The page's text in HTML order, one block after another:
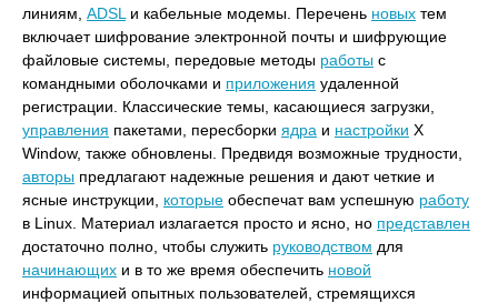
линиям, ADSL и кабельные модемы. Перечень новых тем
включает шифрование электронной почты и шифрующие
файловые системы, передовые методы работы с
командными оболочками и приложения удаленной
регистрации. Классические темы, касающиеся загрузки,
управления пакетами, пересборки ядра и настройки X
Window, также обновлены. Предвидя возможные трудности,
авторы предлагают надежные решения и дают четкие и
ясные инструкции, которые обеспечат вам успешную работу
в Linux. Материал излагается просто и ясно, но представлен
достаточно полно, чтобы служить руководством для
начинающих и в то же время обеспечить новой
информацией опытных пользователей, стремящихся